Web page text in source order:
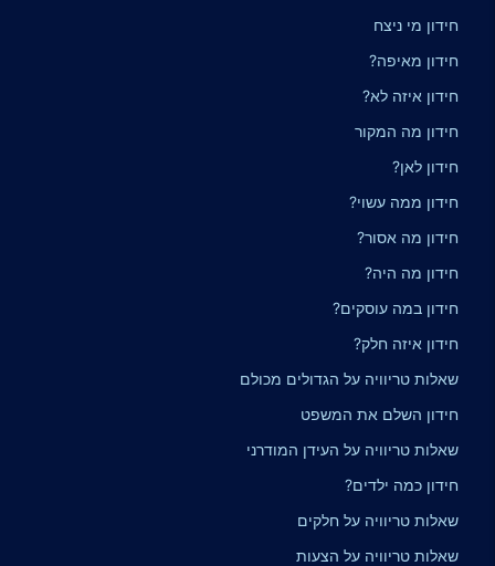
חידון מי ניצח
חידון מאיפה?
חידון איזה לא?
חידון מה המקור
חידון לאן?
חידון ממה עשוי?
חידון מה אסור?
חידון מה היה?
חידון במה עוסקים?
חידון איזה חלק?
שאלות טריוויה על הגדולים מכולם
חידון השלם את המשפט
שאלות טריוויה על העידן המודרני
חידון כמה ילדים?
שאלות טריוויה על חלקים
שאלות טריוויה על הצעות